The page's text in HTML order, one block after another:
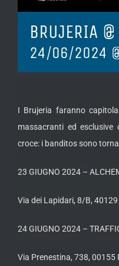
BRUJERIA
24/06/2024
I Brujeria faranno
massacranti ed esclusive
croce: i banditos sono
23 GIUGNO 2024 –
Via dei Lapidari, 8/B,
24 GIUGNO 2024 –
Via Prenestina, 738, 00155